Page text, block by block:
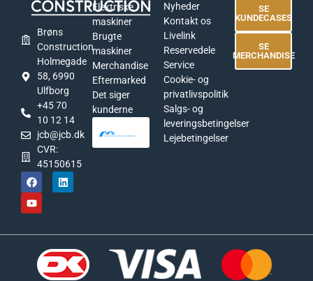
Brøns
Construction
Holmegade
58, 6990
Ulfborg
+45 70
10 12 14
jcb@jcb.dk
CVR:
45150615
Elektriske
maskiner
Brugte
maskiner
Merchandise
Eftermarked
Det siger
kunderne
Nyheder
Kontakt os
Livelink
Reservedele
Service
Cookie- og
privatlivspolitik
Salgs- og
leveringsbetingelser
Lejebetingelser
SE
KUNDECASES
SE
MERCHANDISE